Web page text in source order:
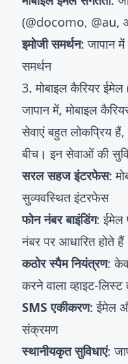
(@docomo, @au,
इमोजी समर्थन: जापान
समर्थन
3. मोबाइल कैरियर
जापान में, मोबाइल
सेवाएं बहुत लोकप्रिय
बीच। इन सेवाओं की
सरल सहज इंटरफेस:
सुव्यवस्थित इंटरफेस
फोन नंबर बाइंडिंग: ईमेल
नंबर पर आधारित होते हैं
कठोर स्पैम नियंत्रण:
करने वाला व्हाइट-लिस्ट
SMS एकीकरण: ईमेल
संक्रमण
स्थानीयकृत सुविधाएं: